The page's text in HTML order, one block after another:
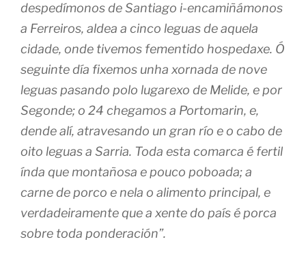
despedímonos de Santiago i-encamiñámonos
a Ferreiros, aldea a cinco leguas de aquela
cidade, onde tivemos fementido hospedaxe. Ó
seguinte día fixemos unha xornada de nove
leguas pasando polo lugarexo de Melide, e por
Segonde; o 24 chegamos a Portomarin, e,
dende alí, atravesando un gran río e o cabo de
oito leguas a Sarria. Toda esta comarca é fertil
índa que montañosa e pouco poboada; a
carne de porco e nela o alimento principal, e
verdadeiramente que a xente do país é porca
sobre toda ponderación”.